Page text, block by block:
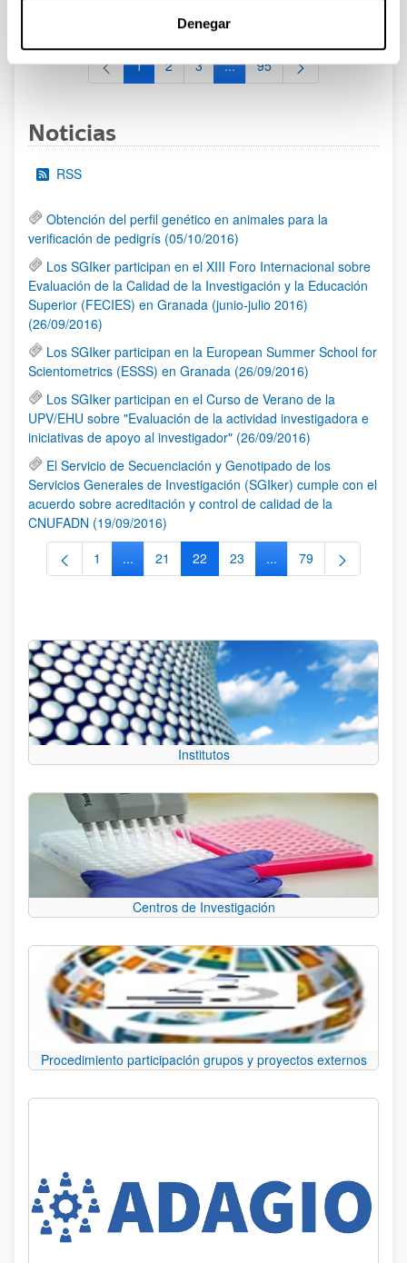
Denegar
Página
1 Página
2 Página
3 ...Páginas intermedias Use TAB
Página
95
Noticias
RSS
Obtención del perfil genético en animales para la
verificación de pedigrís (05/10/2016)
Los SGIker participan en el XIII Foro Internacional sobre
Evaluación de la Calidad de la Investigación y la Educación
Superior (FECIES) en Granada (junio-julio 2016)
(26/09/2016)
Los SGIker participan en la European Summer School for
Scientometrics (ESSS) en Granada (26/09/2016)
Los SGIker participan en el Curso de Verano de la
UPV/EHU sobre "Evaluación de la actividad investigadora e
iniciativas de apoyo al investigador" (26/09/2016)
El Servicio de Secuenciación y Genotipado de los
Servicios Generales de Investigación (SGIker) cumple con el
acuerdo sobre acreditación y control de calidad de la
CNUFADN (19/09/2016)
Página
1 ...Páginas intermedias Use TAB para desplazarse.
Página
21 Página
22 Página
23 ...Páginas intermedias
Página
79
Institutos
Centros de Investigación
Procedimiento participación grupos y proyectos externos